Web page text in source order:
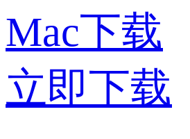
Mac下载
立即下载